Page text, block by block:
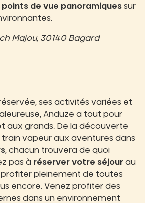
points de vue panoramiques sur
Majou, 30140 Bagard
ses activités variées et
Anduze a tout pour
aux grands. De la découverte
vapeur aux aventures dans
, chacun trouvera de quoi
pas à réserver votre séjour au
pleinement de toutes
encore. Venez profiter des
dans un environnement